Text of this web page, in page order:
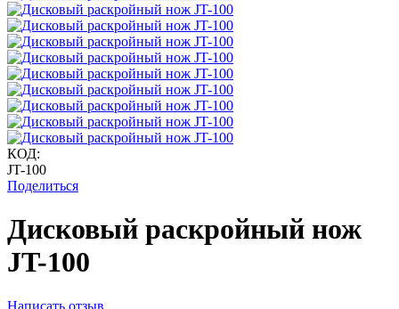
КОД:
JT-100
Поделиться
Дисковый раскройный нож
JT-100
Написать отзыв